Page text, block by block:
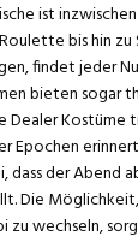
ist
bis hin
findet jeder
bieten sogar
Dealer Kostüme
Epochen
dass der Abend
Die
zu wechseln,